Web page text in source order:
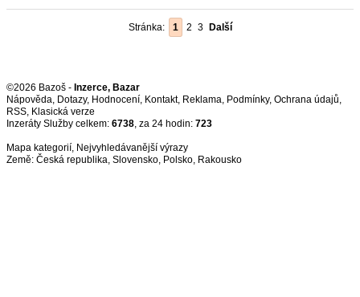
Stránka: 1 2 3 Další
©2026 Bazoš - Inzerce, Bazar
Nápověda, Dotazy, Hodnocení, Kontakt, Reklama, Podmínky, Ochrana údajů,
RSS,
Inzeráty Služby celkem: 6738, za 24 hodin: 723
Mapa kategorií, Nejvyhledávanější výrazy
Země: Česká republika, Slovensko, Polsko, Rakousko